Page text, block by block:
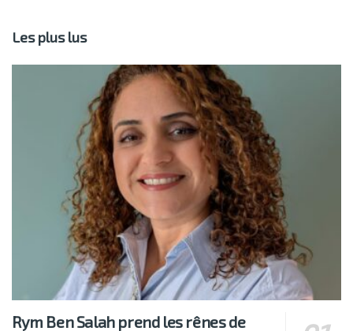
Les plus lus
Rym Ben Salah prend les rênes de